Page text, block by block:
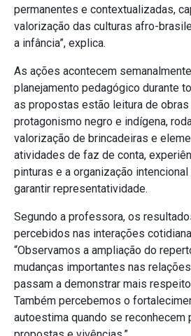
permanentes e contextualizadas,
valorização das culturas afro-
a infância”, explica.
As ações acontecem
planejamento pedagógico durante
as propostas estão leitura de
protagonismo negro e indígena,
valorização de brincadeiras e
atividades de faz de conta,
pinturas e a organização
garantir representatividade.
Segundo a professora, os
percebidos nas interações
“Observamos a ampliação do
mudanças importantes nas
passam a demonstrar mais
Também percebemos o
autoestima quando se reconhecem